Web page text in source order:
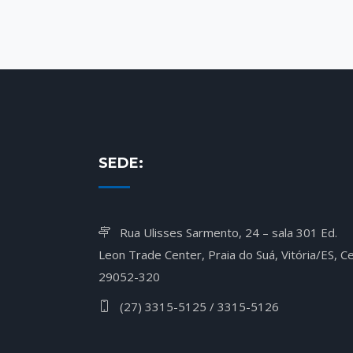
SEDE:
Rua Ulisses Sarmento, 24 – sala 301 Ed.
Leon Trade Center, Praia do Suá, Vitória/ES,
29052-320
(27) 3315-5125 / 3315-5126